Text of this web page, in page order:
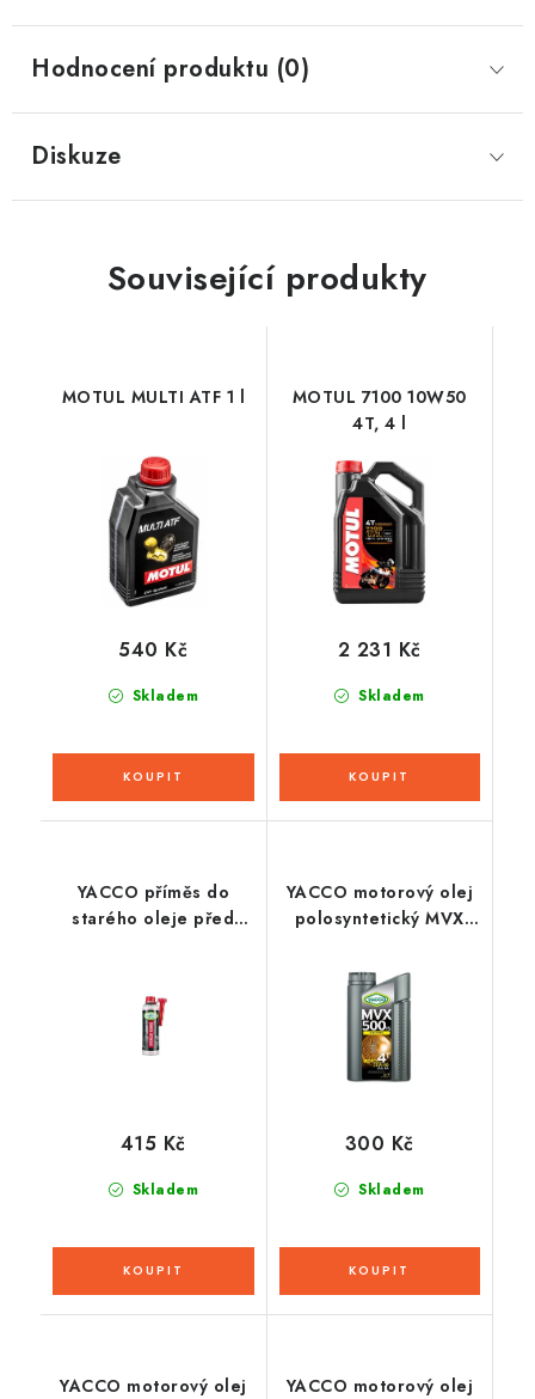
Hodnocení produktu (0)
Diskuze
Související produkty
MOTUL MULTI ATF 1 l
Skladem
540 Kč
MOTUL 7100 10W50
4T, 4 l
Skladem
2 231 Kč
YACCO příměs do
starého oleje před
400ml
Skladem
415 Kč
YACCO motorový olej
polosyntetický MVX
Skladem
300 Kč
YACCO motorový olej YACCO motorový olej